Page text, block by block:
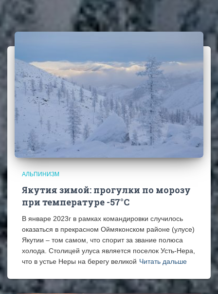
АЛЬПИНИЗМ
Якутия зимой: прогулки по морозу
при температуре -57°C
В январе 2023г в рамках командировки случилось
оказаться в прекрасном Оймяконском районе (улусе)
Якутии – том самом, что спорит за звание полюса
холода. Столицей улуса является поселок Усть-Нера,
что в устье Неры на берегу великой Читать дальше